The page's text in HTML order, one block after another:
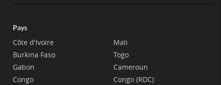
Pays
Côte d'Ivoire
Burkina Faso
Gabon
Congo
Mali
Togo
Cameroun
Congo (RDC)